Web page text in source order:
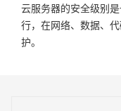
云服务器的安全级别
行，在网络、数据、
护。